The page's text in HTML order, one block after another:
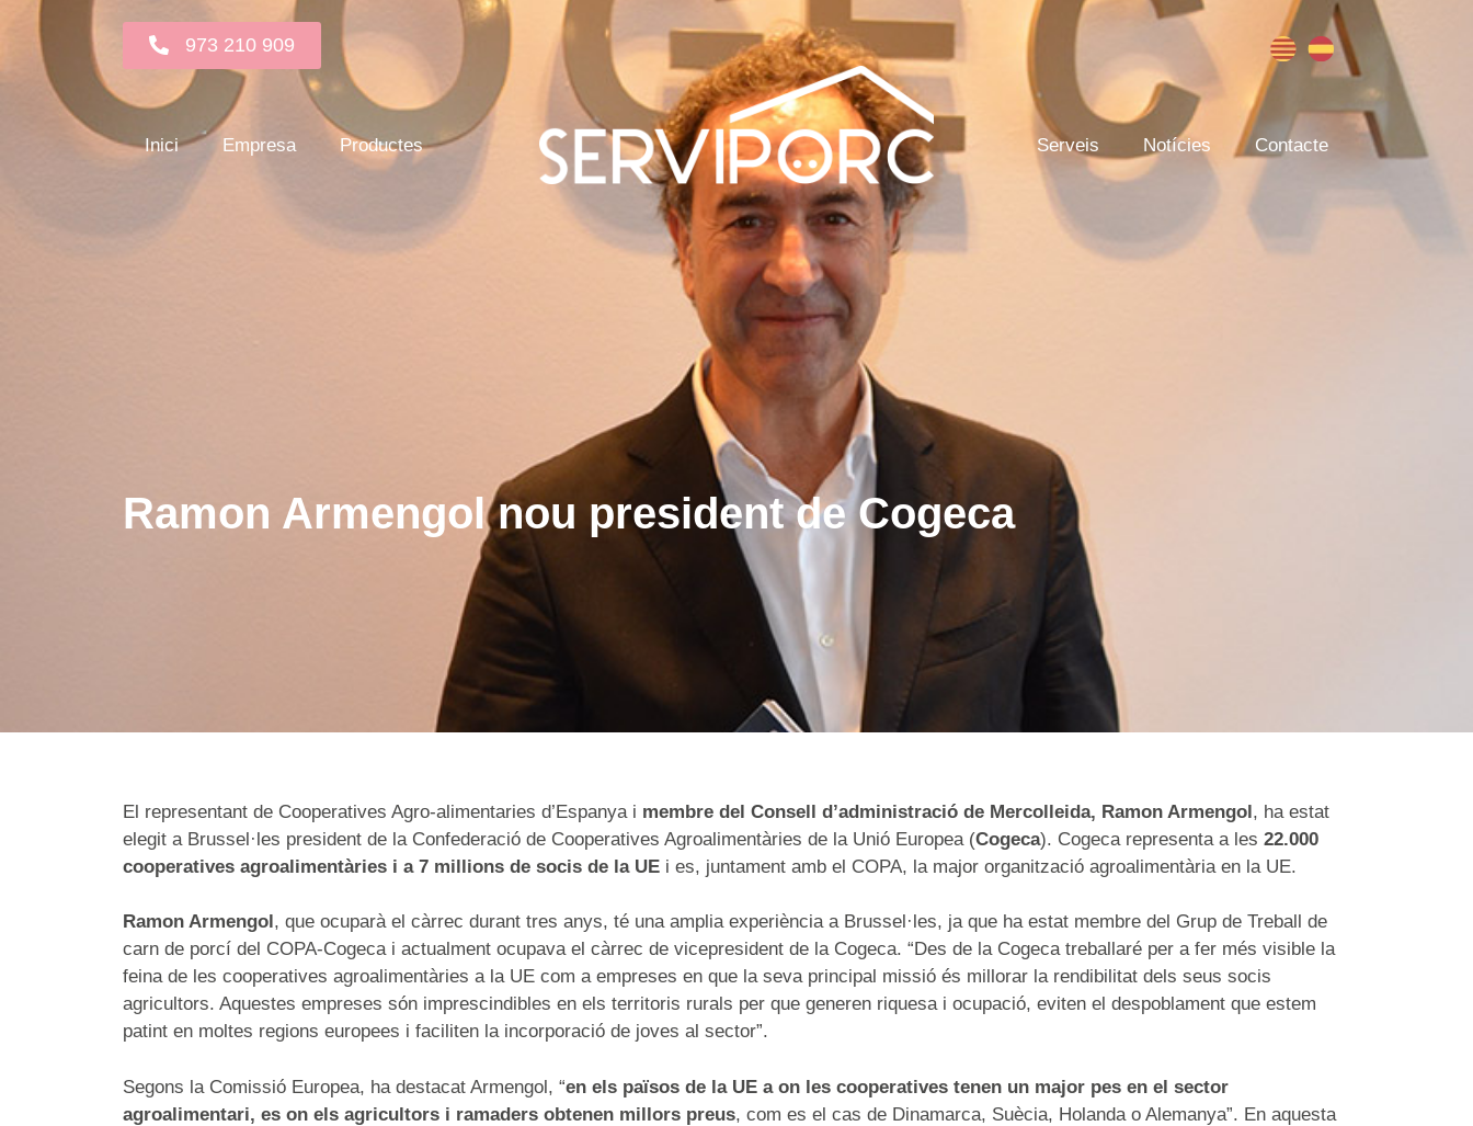
973 210 909
Inici Empresa Productes Serveis Notícies Contacte
Ramon Armengol nou president de Cogeca
El representant de Cooperatives Agro-alimentaries d’Espanya i membre del Consell d’administració de Mercolleida, Ramon Armengol, ha estat
elegit a Brussel·les president de la Confederació de Cooperatives Agroalimentàries de la Unió Europea (Cogeca). Cogeca representa a les 22.000
cooperatives agroalimentàries i a 7 millions de socis de la UE i es, juntament amb el COPA, la major organització agroalimentària en la UE.
Ramon Armengol, que ocuparà el càrrec durant tres anys, té una amplia experiència a Brussel·les, ja que ha estat membre del Grup de Treball de
carn de porcí del COPA-Cogeca i actualment ocupava el càrrec de vicepresident de la Cogeca. “Des de la Cogeca treballaré per a fer més visible la
feina de les cooperatives agroalimentàries a la UE com a empreses en que la seva principal missió és millorar la rendibilitat dels seus socis
agricultors. Aquestes empreses són imprescindibles en els territoris rurals per que generen riquesa i ocupació, eviten el despoblament que estem
patint en moltes regions europees i faciliten la incorporació de joves al sector”.
Segons la Comissió Europea, ha destacat Armengol, “en els països de la UE a on les cooperatives tenen un major pes en el sector
agroalimentari, es on els agricultors i ramaders obtenen millors preus, com es el cas de Dinamarca, Suècia, Holanda o Alemanya”. En aquesta